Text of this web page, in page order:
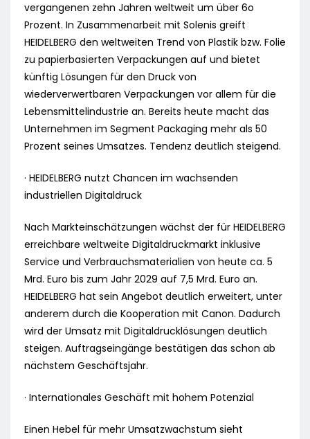
vergangenen zehn Jahren weltweit um über 6o
Prozent. In Zusammenarbeit mit Solenis greift
HEIDELBERG den weltweiten Trend von Plastik bzw. Folie
zu papierbasierten Verpackungen auf und bietet
künftig Lösungen für den Druck von
wiederverwertbaren Verpackungen vor allem für die
Lebensmittelindustrie an. Bereits heute macht das
Unternehmen im Segment Packaging mehr als 50
Prozent seines Umsatzes. Tendenz deutlich steigend.
· HEIDELBERG nutzt Chancen im wachsenden
industriellen Digitaldruck
Nach Markteinschätzungen wächst der für HEIDELBERG
erreichbare weltweite Digitaldruckmarkt inklusive
Service und Verbrauchsmaterialien von heute ca. 5
Mrd. Euro bis zum Jahr 2029 auf 7,5 Mrd. Euro an.
HEIDELBERG hat sein Angebot deutlich erweitert, unter
anderem durch die Kooperation mit Canon. Dadurch
wird der Umsatz mit Digitaldrucklösungen deutlich
steigen. Auftragseingänge bestätigen das schon ab
nächstem Geschäftsjahr.
· Internationales Geschäft mit hohem Potenzial
Einen Hebel für mehr Umsatzwachstum sieht